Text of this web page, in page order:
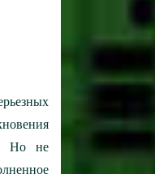
Но не